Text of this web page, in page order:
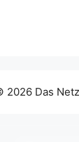
2026 Das